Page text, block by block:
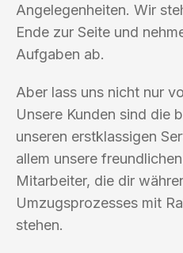
Angelegenheiten. Wir
Ende zur Seite und
Aufgaben ab.
Aber lass uns nicht nur
Unsere Kunden sind die
unseren erstklassigen
allem unsere
Mitarbeiter, die dir
Umzugsprozesses mit
stehen.